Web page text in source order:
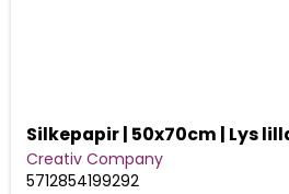
Silkepapir | 50x70cm | Lys
Creativ Company
5712854199292